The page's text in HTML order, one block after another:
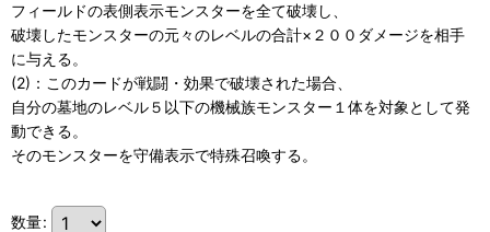
フィールドの表側表示モンスターを全て破壊し、
破壊したモンスターの元々のレベルの合計×２００ダメージを相手
に与える。
(2)：このカードが戦闘・効果で破壊された場合、
自分の墓地のレベル５以下の機械族モンスター１体を対象として発
動できる。
そのモンスターを守備表示で特殊召喚する。
数量: